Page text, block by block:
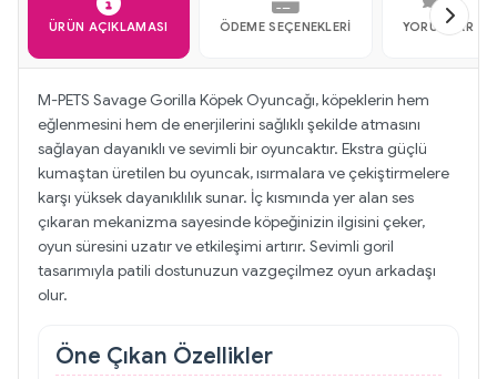
ÜRÜN AÇIKLAMASI ÖDEME SEÇENEKLERI YORUMLAR
M-PETS Savage Gorilla Köpek Oyuncağı, köpeklerin hem
eğlenmesini hem de enerjilerini sağlıklı şekilde atmasını
sağlayan dayanıklı ve sevimli bir oyuncaktır. Ekstra güçlü
kumaştan üretilen bu oyuncak, ısırmalara ve çekiştirmelere
karşı yüksek dayanıklılık sunar. İç kısmında yer alan ses
çıkaran mekanizma sayesinde köpeğinizin ilgisini çeker,
oyun süresini uzatır ve etkileşimi artırır. Sevimli goril
tasarımıyla patili dostunuzun vazgeçilmez oyun arkadaşı
olur.
Öne Çıkan Özellikler